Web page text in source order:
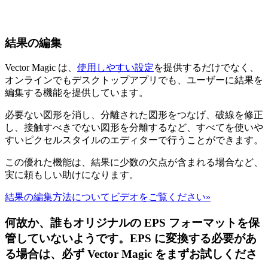
結果の編集
Vector Magic は、 使用しやすい設定を提供するだけでなく、
オンラインでもデスクトップアプリでも、ユーザーに結果を
編集する機能を提供しています。
必要ない図形を消し、分離された図形をつなげ、破線を修正
し、接触すべきでない図形を分離するなど、すべてを使いや
すいピクセルスタイルのエディターで行うことができます。
この優れた機能は、結果に少数の欠点が含まれる場合など、
実に頼もしい助けになります。
結果の編集方法についてビデオをご覧ください»
何故か、誰もオリジナルの EPS フォーマットを保
管していないようです。EPS に変換する必要があ
る場合は、必ず Vector Magic をまずお試しくださ